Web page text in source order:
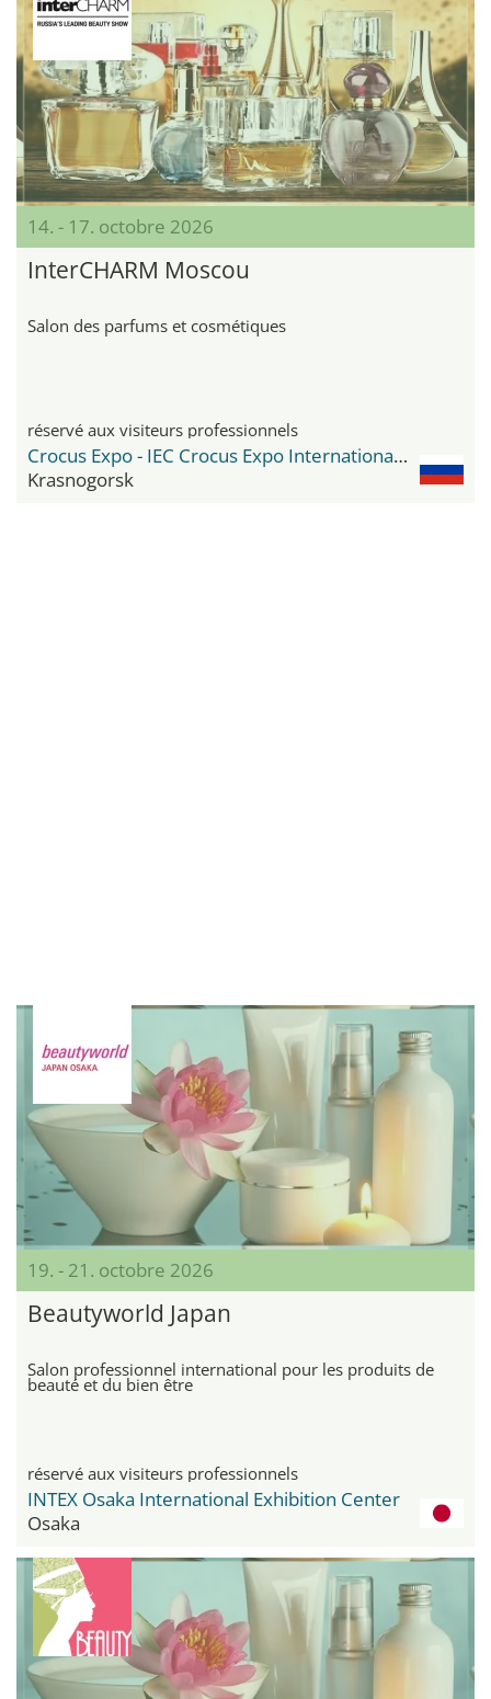
14. - 17. octobre 2026
InterCHARM Moscou
Salon des parfums et cosmétiques
réservé aux visiteurs professionnels
Crocus Expo - IEC Crocus Expo International Exhibition Centre
Krasnogorsk
19. - 21. octobre 2026
Beautyworld Japan
Salon professionnel international pour les produits de
beauté et du bien être
réservé aux visiteurs professionnels
INTEX Osaka International Exhibition Center
Osaka